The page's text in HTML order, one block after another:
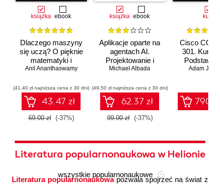
książka ebook
Dlaczego maszyny
się uczą? O pięknie
matematyki i
działaniu
sztucznej
Anil Ananthaswamy
(41,40 zł najniższa cena z 30 dni)
43.47 zł
69.00 zł (-37%)
książka ebook
Aplikacje oparte na
agentach AI.
Projektowanie i
wdrażanie
wieloagentowych
Michael Albada
(49,50 zł najniższa cena z 30 dni)
62.37 zł
99.00 zł (-37%)
kurs
Cisco
301. Kurs
Podstawy
Adam
Literatura popularnonaukowa w Helionie
Literatura popularnonaukowapozwala spojrzeć na świat z
wszystkie popularnonaukowe